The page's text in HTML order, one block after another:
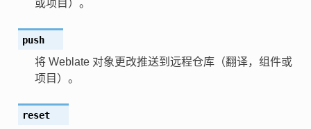
或项目）。
push
将 Weblate 对象更改推送到远程仓库（翻译，组件或
项目）。
reset